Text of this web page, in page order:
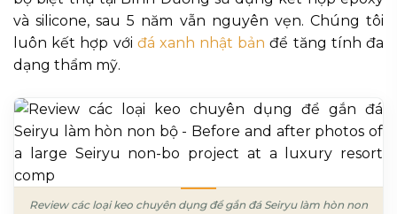
và silicone, sau 5 năm vẫn nguyên vẹn. Chúng tôi
luôn kết hợp với đá xanh nhật bản để tăng tính đa
dạng thẩm mỹ.
Review các loại keo chuyên dụng để gắn đá Seiryu làm hòn non